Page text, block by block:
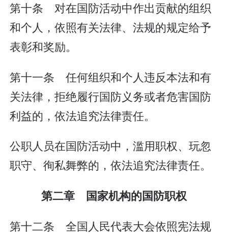
第十条 对在国防活动中作出贡献的组织
和个人，依照有关法律、法规的规定给予
表彰和奖励。
第十一条 任何组织和个人违反本法和有
关法律，拒绝履行国防义务或者危害国防
利益的，依法追究法律责任。
公职人员在国防活动中，滥用职权、玩忽
职守、徇私舞弊的，依法追究法律责任。
第二章 国家机构的国防职权
第十二条 全国人民代表大会依照宪法规